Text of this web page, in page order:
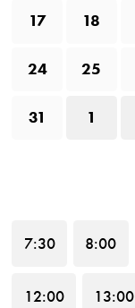
17 18
24 25
31 1
7:30 8:00
12:00 13:00